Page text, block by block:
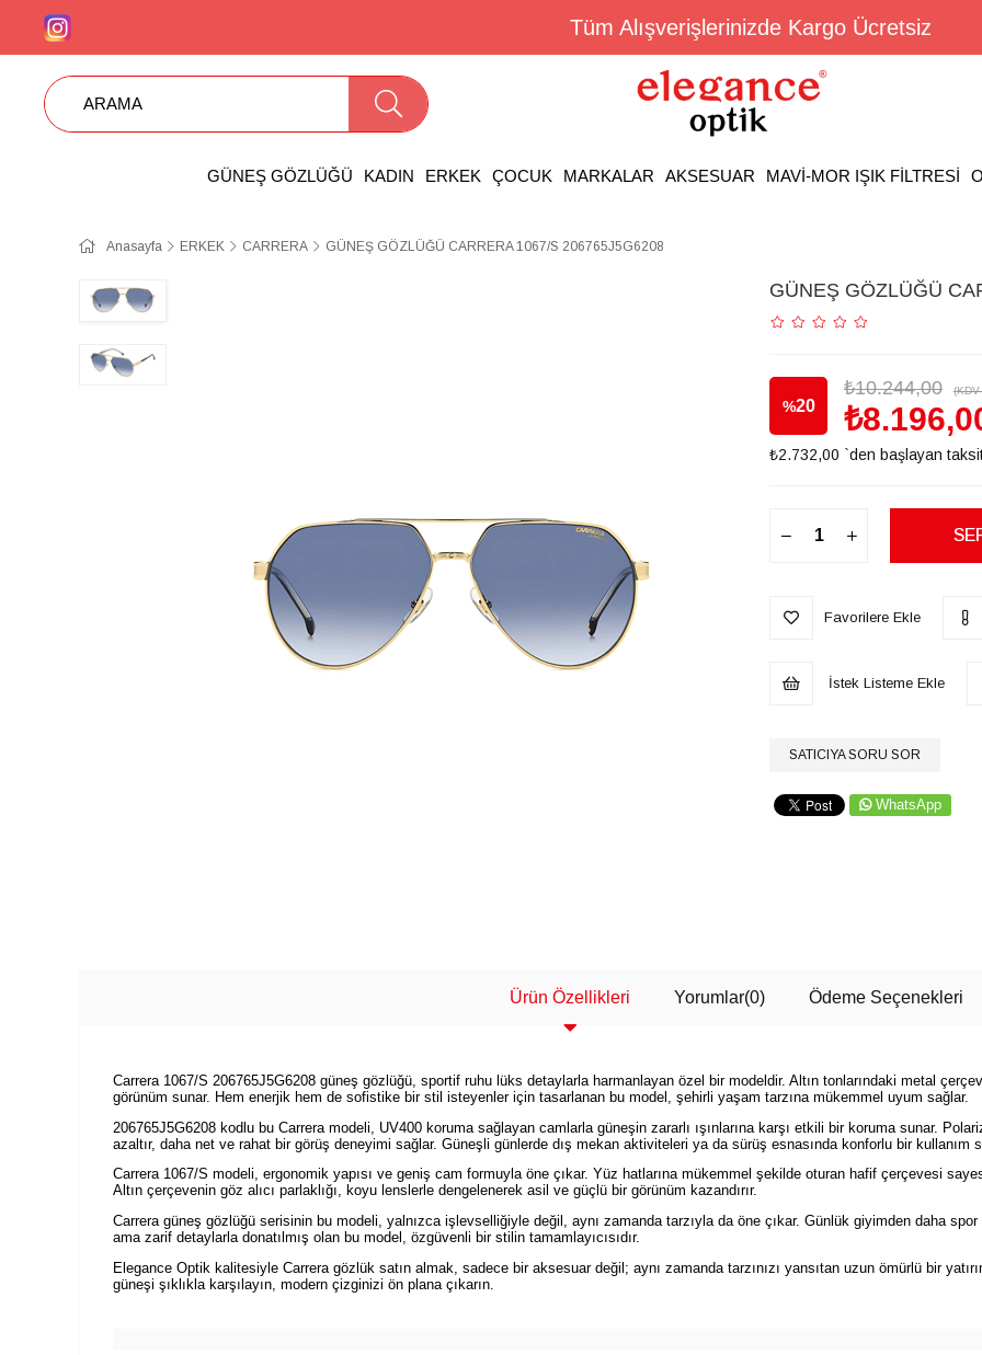
Tüm Alışverişlerinizde Kargo Ücretsiz
GÜNEŞ GÖZLÜĞÜ KADIN ERKEK ÇOCUK MARKALAR AKSESUAR MAVİ-MOR IŞIK FİLTRESİ
Anasayfa ERKEK CARRERA GÜNEŞ GÖZLÜĞÜ CARRERA 1067/S 206765J5G6208
GÜNEŞ GÖZLÜĞÜ
%20
İndirim
₺10.244,00 (KDV
₺2.732,00 `den başlayan
Favorilere Ekle
İstek Listeme Ekle
SATICIYA SORU SOR
WhatsApp
Ürün Özellikleri Yorumlar(0) Ödeme Seçenekleri
Carrera 1067/S 206765J5G6208 güneş gözlüğü, sportif ruhu lüks detaylarla harmanlayan özel bir modeldir. Altın tonlarındaki metal
görünüm sunar. Hem enerjik hem de sofistike bir stil isteyenler için tasarlanan bu model, şehirli yaşam tarzına mükemmel uyum sağlar.
206765J5G6208 kodlu bu Carrera modeli, UV400 koruma sağlayan camlarla güneşin zararlı ışınlarına karşı etkili bir koruma sunar.
azaltır, daha net ve rahat bir görüş deneyimi sağlar. Güneşli günlerde dış mekan aktiviteleri ya da sürüş esnasında konforlu bir kullanım
Carrera 1067/S modeli, ergonomik yapısı ve geniş cam formuyla öne çıkar. Yüz hatlarına mükemmel şekilde oturan hafif çerçevesi
Altın çerçevenin göz alıcı parlaklığı, koyu lenslerle dengelenerek asil ve güçlü bir görünüm kazandırır.
Carrera güneş gözlüğü serisinin bu modeli, yalnızca işlevselliğiyle değil, aynı zamanda tarzıyla da öne çıkar. Günlük giyimden daha
ama zarif detaylarla donatılmış olan bu model, özgüvenli bir stilin tamamlayıcısıdır.
Elegance Optik kalitesiyle Carrera gözlük satın almak, sadece bir aksesuar değil; aynı zamanda tarzınızı yansıtan uzun ömürlü bir
güneşi şıklıkla karşılayın, modern çizginizi ön plana çıkarın.